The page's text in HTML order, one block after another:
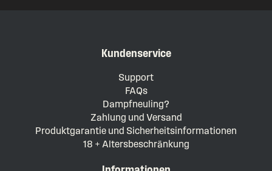
Kundenservice
Support
FAQs
Dampfneuling?
Zahlung und Versand
Produktgarantie und Sicherheitsinformationen
18 + Altersbeschränkung